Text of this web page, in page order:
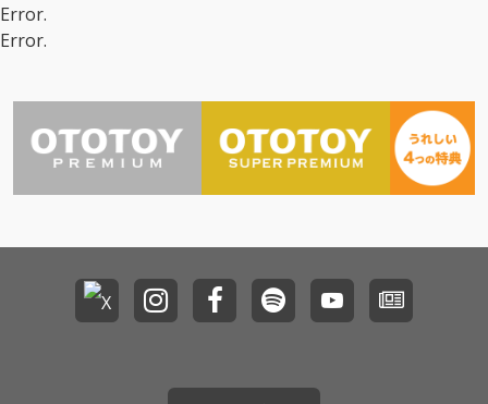
心地の良いメロディー
に乗るSARUKANIのビ
ートボックスに要注目
の楽曲となっている。
心地の良いメロディー
に乗るSARUKANIのビ
ートボックスに要注目
の楽曲となっている。
Error.
Error.